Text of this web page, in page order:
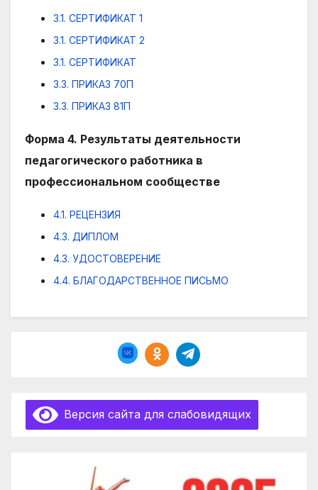
3.1. СЕРТИФИКАТ 1
3.1. СЕРТИФИКАТ 2
3.1. СЕРТИФИКАТ
3.3. ПРИКАЗ 70П
3.3. ПРИКАЗ 81П
Форма 4. Результаты деятельности
педагогического работника в
профессиональном сообществе
4.1. РЕЦЕНЗИЯ
4.3. ДИПЛОМ
4.3. УДОСТОВЕРЕНИЕ
4.4. БЛАГОДАРСТВЕННОЕ ПИСЬМО
Версия сайта для слабовидящих